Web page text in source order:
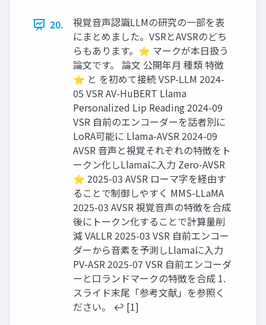
20.
視覚音声認識LLMの研究の一部を表
にまとめました。VSRとAVSRのどち
らもあります。⭐️ マークが本日扱う
論文です。 論文 公開年月 種類 特徴
⭐️ と を初めて接続 VSP-LLM 2024-
05 VSR AV-HuBERT Llama
Personalized Lip Reading 2024-09
VSR 自前のエンコーダーを話者別に
LoRA可能に Llama-AVSR 2024-09
AVSR 音声と視覚それぞれの特徴をト
ークン化しLlamaに入力 Zero-AVSR
⭐️ 2025-03 AVSR ローマ字を経由す
ることで制御しやすく MMS-LLaMA
2025-03 AVSR 視覚音声の特徴を合成
後にトークン化することで計算量削
減 VALLR 2025-03 VSR 自前エンコー
ダーから音素を予測しLlamaに入力
PV-ASR 2025-07 VSR 自前エンコーダ
ーと口ランドマークの特徴を合成 1.
スライド末尾「参考文献」を参照く
ださい。 ↩︎ [1]